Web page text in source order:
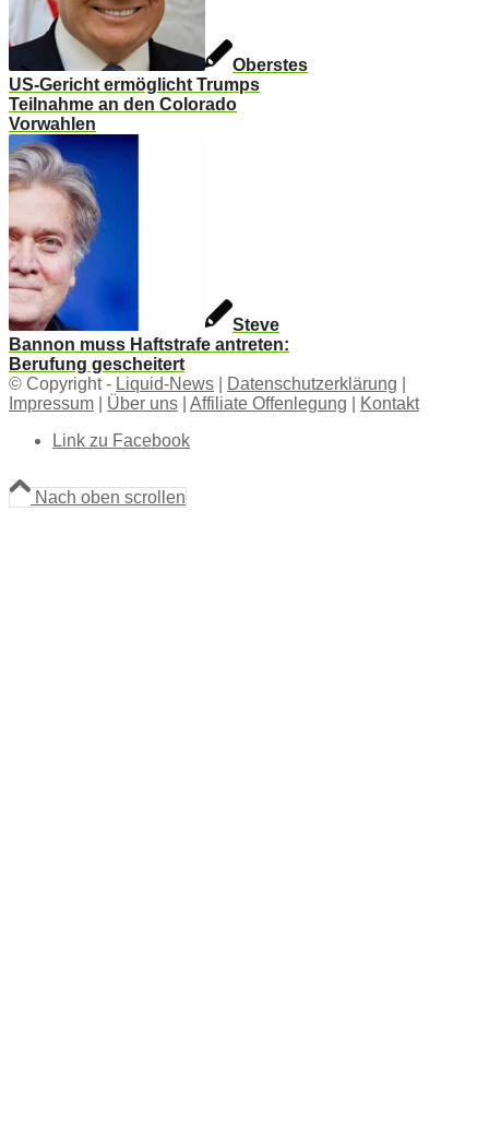
Oberstes
US-Gericht ermöglicht Trumps
Teilnahme an den Colorado
Vorwahlen
Steve
Bannon muss Haftstrafe antreten:
Berufung gescheitert
© Copyright - Liquid-News Datenschutzerklärung
Impressum
Über uns Affiliate Offenlegung
Kontakt
Link zu Facebook
Nach oben scrollen